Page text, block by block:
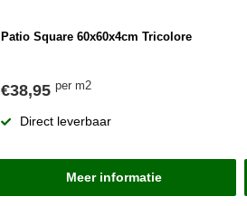
Patio Square 60x60x4cm Tricolore
€38,95 per m2
Direct leverbaar
Meer informatie